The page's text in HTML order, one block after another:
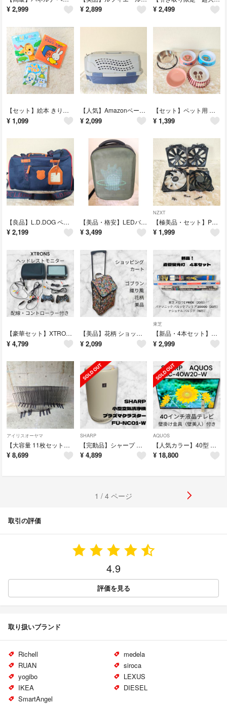
¥ 2,999 ¥ 2,899 ¥ 2,499
【セット】絵本 きりんさんのたのしいいちにち ミッフィー いないいないばあっ！
¥ 1,099
【人気】Amazonベーシック ペットキャリー Sサイズ ダブルドア 上 前開き
¥ 2,099
【セット】ペット用 フードボウル 脚付きステンレス 陶器 ミッキー ワンピース
¥ 1,399
【良品】L.D.DOG ペットキャリーバッグ 小型犬・猫用 ネイビー メッシュ
¥ 2,199
【美品・格安】LEDバックパック リュック ディスプレイ搭載 Wi-Fi対応
¥ 3,499
NZXT
【極美品・セット】PCケースファン 120mm NZXT DEEPCOOL CM
¥ 1,999
​【豪華セット】XTRONS ヘッドレストモニター 2個 HD908B カー用品
¥ 4,799
【美品】花柄 ショッピングカート キャリーカート 2輪 キャリーバッグ 買い物
¥ 2,099
東芝
​【新品・4本セット】直管蛍光灯 東芝 メロウZ PRIDE・パルックプレミア
¥ 2,999
アイリスオーヤマ
​【大容量 11枚セット】自立式 ペットフェンス ジョイント付き 犬 猫
¥ 8,699
SHARP
​【完動品】シャープ 小型空気清浄機 プラズマクラスター FU-NC01-W
¥ 4,899
AQUOS
​【人気カラー】40型 液晶テレビ AQUOS LC-40W20 壁掛け金具付き
¥ 18,800
1 / 4 ページ
取引の評価
4.9
評価を見る
取り扱いブランド
Richell
medela
RUAN
siroca
yogibo
LEXUS
IKEA
DIESEL
SmartAngel